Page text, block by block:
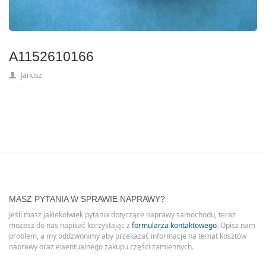
A1152610166
Janusz
MASZ PYTANIA W SPRAWIE NAPRAWY?
Jeśli masz jakiekolwiek pytania dotyczące naprawy samochodu, teraz
możesz do nas napisać korzystając z formularza kontaktowego. Opisz nam
problem, a my oddzwonimy aby przekazać informacje na temat kosztów
naprawy oraz ewentualnego zakupu części zamiennych.